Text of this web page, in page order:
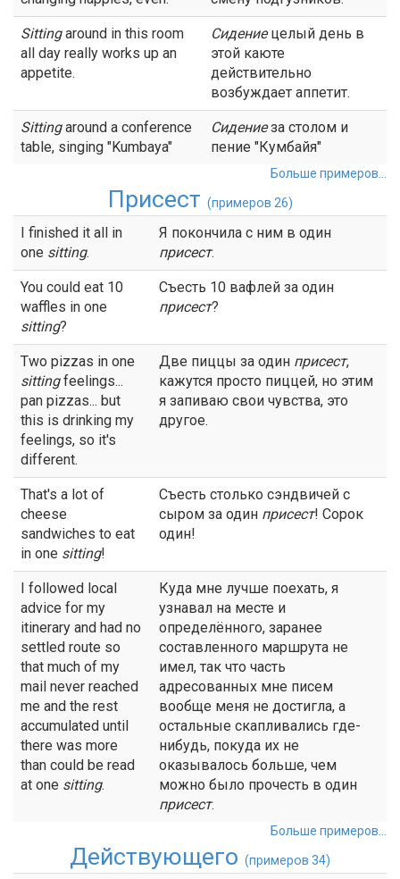
Sittingaround in this room
all day really works up an
appetite.
Сидениецелый день в
этой каюте
действительно
возбуждает аппетит.
Sittingaround a conference
table, singing "Kumbaya"
Сидениеза столом и
пение "Кумбайя"
Больше примеров...
Присест (примеров 26)
I finished it all in
one sitting.
Я покончила с ним в один
присест.
You could eat 10
waffles in one
sitting?
Съесть 10 вафлей за один
присест?
Two pizzas in one
sittingfeelings...
pan pizzas... but
this is drinking my
feelings, so it's
different.
Две пиццы за один присест,
кажутся просто пиццей, но этим
я запиваю свои чувства, это
другое.
That's a lot of
cheese
sandwiches to eat
in one sitting!
Съесть столько сэндвичей с
сыром за один присест! Сорок
один!
I followed local
advice for my
itinerary and had no
settled route so
that much of my
mail never reached
me and the rest
accumulated until
there was more
than could be read
at one sitting.
Куда мне лучше поехать, я
узнавал на месте и
определённого, заранее
составленного маршрута не
имел, так что часть
адресованных мне писем
вообще меня не достигла, а
остальные скапливались где-
нибудь, покуда их не
оказывалось больше, чем
можно было прочесть в один
присест.
Больше примеров...
Действующего (примеров 34)